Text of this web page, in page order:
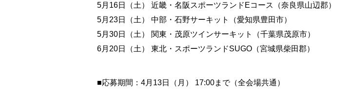
5月16日（土） 近畿・名阪スポーツランドEコース（奈良県山辺郡）
5月23日（土） 中部・石野サーキット（愛知県豊田市）
5月30日（土） 関東・茂原ツインサーキット（千葉県茂原市）
6月20日（土） 東北・スポーツランドSUGO（宮城県柴田郡）
■応募期間：4月13日（月） 17:00まで（全会場共通）